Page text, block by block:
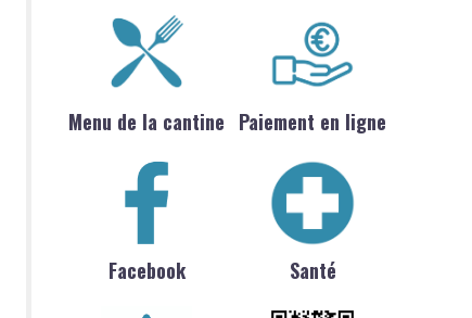
Menu de la cantine Paiement en ligne
Facebook Santé